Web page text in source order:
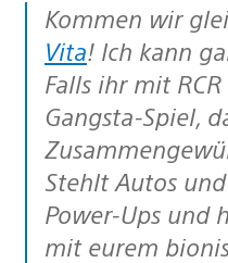
Kommen wir
Vita! Ich kann
Falls ihr mit RCR
Gangsta-Spiel,
Stehlt Autos
Power-Ups und
mit eurem